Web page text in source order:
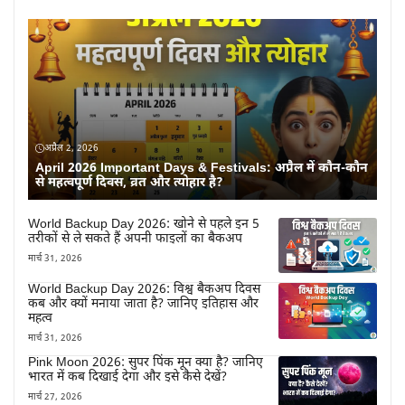
अप्रैल 2, 2026
April 2026 Important Days & Festivals: अप्रैल में कौन-कौन
से महत्वपूर्ण दिवस, व्रत और त्योहार है?
World Backup Day 2026: खोने से पहले इन 5
तरीकों से ले सकते हैं अपनी फाइलों का बैकअप
मार्च 31, 2026
World Backup Day 2026: विश्व बैकअप दिवस
कब और क्यों मनाया जाता है? जानिए इतिहास और
महत्व
मार्च 31, 2026
Pink Moon 2026: सुपर पिंक मून क्या है? जानिए
भारत में कब दिखाई देगा और इसे कैसे देखें?
मार्च 27, 2026